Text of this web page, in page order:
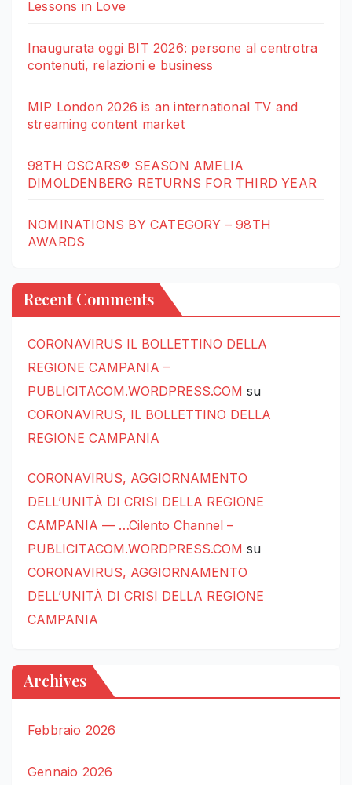
Lessons in Love
Inaugurata oggi BIT 2026: persone al centrotra
contenuti, relazioni e business
MIP London 2026 is an international TV and
streaming content market
98TH OSCARS® SEASON AMELIA
DIMOLDENBERG RETURNS FOR THIRD YEAR
NOMINATIONS BY CATEGORY – 98TH
AWARDS
Recent Comments
CORONAVIRUS IL BOLLETTINO DELLA
REGIONE CAMPANIA –
PUBLICITACOM.WORDPRESS.COM su
CORONAVIRUS, IL BOLLETTINO DELLA
REGIONE CAMPANIA
CORONAVIRUS, AGGIORNAMENTO
DELL’UNITÀ DI CRISI DELLA REGIONE
CAMPANIA — …Cilento Channel –
PUBLICITACOM.WORDPRESS.COM su
CORONAVIRUS, AGGIORNAMENTO
DELL’UNITÀ DI CRISI DELLA REGIONE
CAMPANIA
Archives
Febbraio 2026
Gennaio 2026